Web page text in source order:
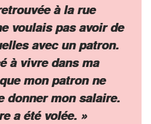
à la rue
voulais pas avoir de
avec un patron.
à vivre dans ma
mon patron ne
donner mon salaire.
a été volée. »